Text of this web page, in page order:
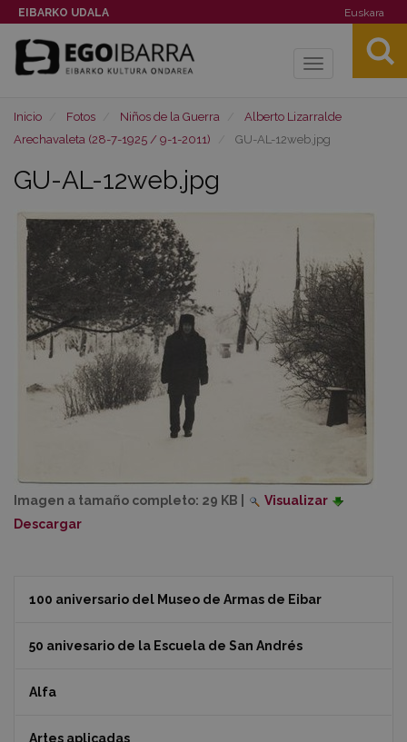
EIBARKO UDALA Euskara
Toggle
Inicio Fotos Niños de la Guerra
Alberto Lizarralde
Arechavaleta (28-7-1925 / 9-1-2011)
GU-AL-12web.jpg
GU-AL-12web.jpg
Imagen a tamaño completo: 29 KB
Visualizar
Descargar
100 aniversario del Museo de Armas de Eibar
50 anivesario de la Escuela de San Andrés
Alfa
Artes aplicadas